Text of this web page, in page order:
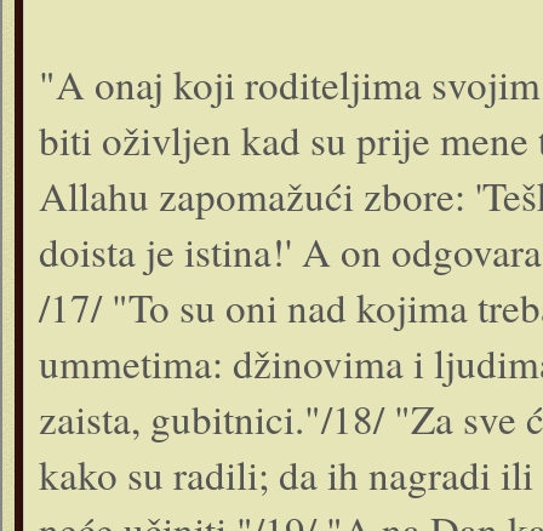
"A onaj koji roditeljima
biti oživljen kad su prije
Allahu zapomažući zbore:
doista je istina!' A on
/17/ "To su oni nad kojima
ummetima: džinovima i
zaista, gubitnici."/18/ "Za sve
kako su radili; da ih nagradi